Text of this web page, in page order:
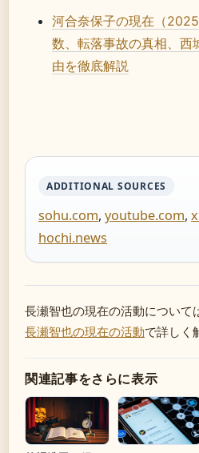
河合奈保子の現在（
数、転落事故の真相、西
由を徹底解説
ADDITIONAL SOURCES
sohu.com, youtube.com,
hochi.news
長瀬智也の現在の活動について
長瀬智也の現在の活動で詳しく
関連記事をさらに表示